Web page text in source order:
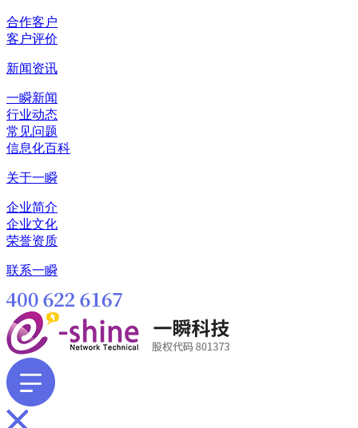
合作客户
客户评价
新闻资讯
一瞬新闻
行业动态
常见问题
信息化百科
关于一瞬
企业简介
企业文化
荣誉资质
联系一瞬